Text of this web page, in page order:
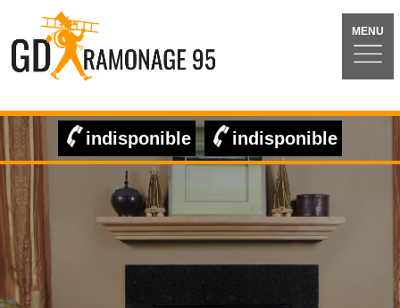
MENU
indisponible indisponible